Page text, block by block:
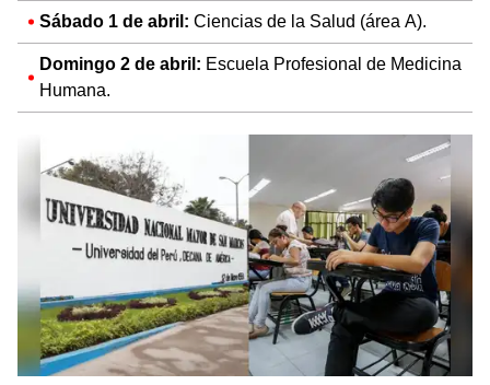
Sábado 1 de abril: Ciencias de la Salud (área A).
Domingo 2 de abril: Escuela Profesional de Medicina
Humana.